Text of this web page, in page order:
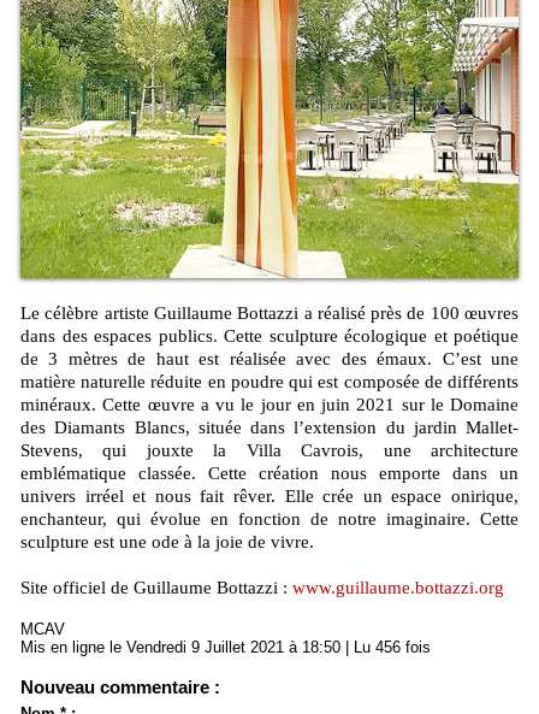
Le célèbre artiste Guillaume Bottazzi a réalisé près de 100 œuvres
dans des espaces publics. Cette sculpture écologique et poétique
de 3 mètres de haut est réalisée avec des émaux. C’est une
matière naturelle réduite en poudre qui est composée de différents
minéraux. Cette œuvre a vu le jour en juin 2021 sur le Domaine
des Diamants Blancs, située dans l’extension du jardin Mallet-
Stevens, qui jouxte la Villa Cavrois, une architecture
emblématique classée. Cette création nous emporte dans un
univers irréel et nous fait rêver. Elle crée un espace onirique,
enchanteur, qui évolue en fonction de notre imaginaire. Cette
sculpture est une ode à la joie de vivre.
Site officiel de Guillaume Bottazzi : www.guillaume.bottazzi.org
MCAV
Mis en ligne le Vendredi 9 Juillet 2021 à 18:50 | Lu 456 fois
Nouveau commentaire :